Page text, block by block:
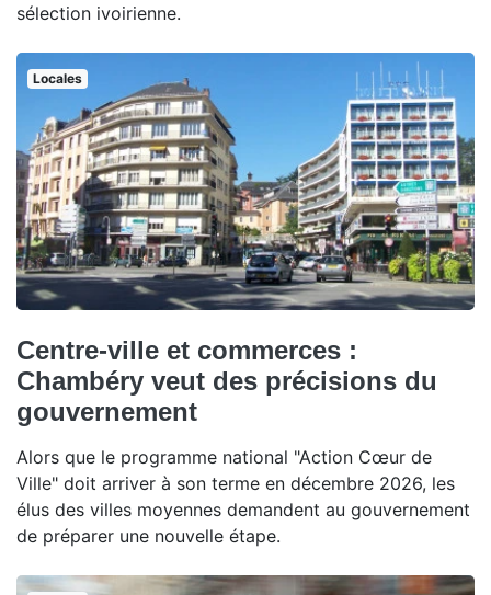
sélection ivoirienne.
Locales
Centre-ville et commerces :
Chambéry veut des précisions du
gouvernement
Alors que le programme national "Action Cœur de
Ville" doit arriver à son terme en décembre 2026, les
élus des villes moyennes demandent au gouvernement
de préparer une nouvelle étape.